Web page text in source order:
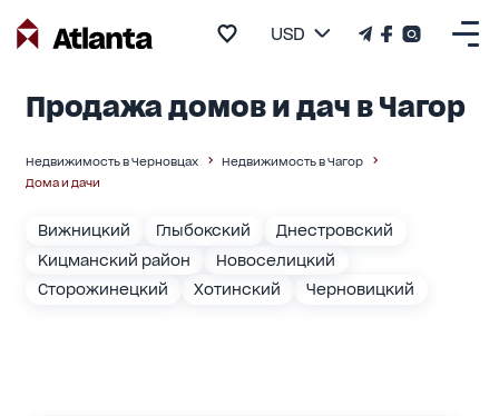
USD
Продажа домов и дач в Чагор
Недвижимость в Черновцах
Недвижимость в Чагор
Дома и дачи
Вижницкий Глыбокский
Днестровский
Кицманский район
Новоселицкий
Сторожинецкий
Хотинский Черновицкий